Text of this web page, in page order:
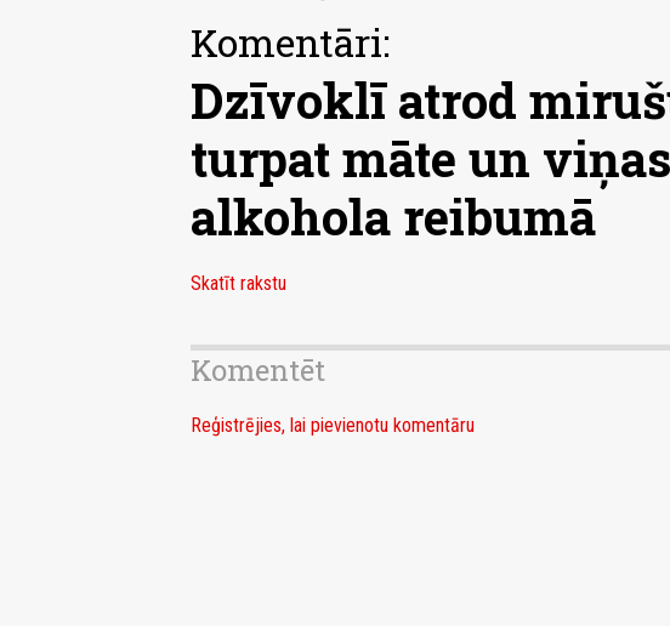
Komentāri:
Dzīvoklī atrod
turpat māte un
alkohola reibumā
Skatīt rakstu
Komentēt
Reģistrējies, lai pievienotu komentāru